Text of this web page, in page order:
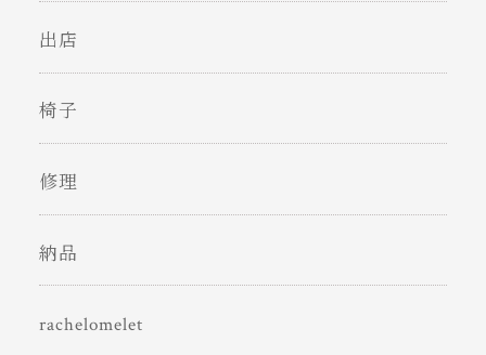
出店
椅子
修理
納品
rachelomelet